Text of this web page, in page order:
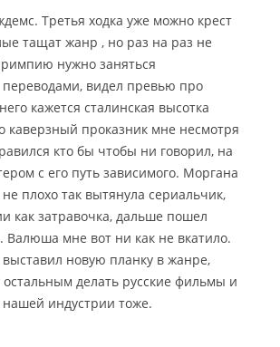
Третья ходка уже можно крест
тащат жанр , но раз на раз не
нужно заняться
видел превью про
кажется сталинская высотка
каверзный проказник мне несмотря
кто бы чтобы ни говорил, на
с его путь зависимого. Моргана
плохо так вытянула сериальчик,
как затравочка, дальше пошел
Валюша мне вот ни как не вкатило.
новую планку в жанре,
делать русские фильмы и
нашей индустрии тоже.